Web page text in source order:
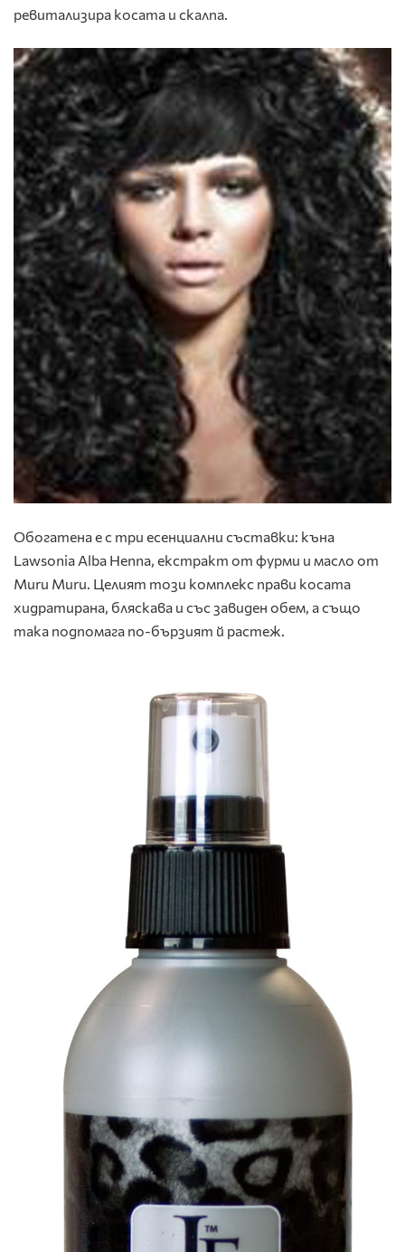
ревитализира косата и скалпа.
Обогатена е с три есенциални съставки: къна
Lawsonia Alba Henna, екстракт от фурми и масло от
Muru Muru. Целият този комплекс прави косата
хидратирана, бляскава и със завиден обем, а също
така подпомага по-бързият й растеж.